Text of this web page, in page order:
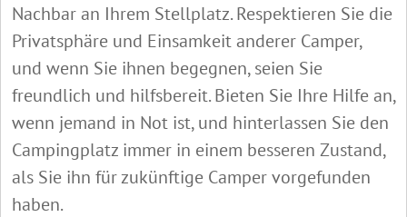
Nachbar an Ihrem Stellplatz. Respektieren Sie die
Privatsphäre und Einsamkeit anderer Camper,
und wenn Sie ihnen begegnen, seien Sie
freundlich und hilfsbereit. Bieten Sie Ihre Hilfe an,
wenn jemand in Not ist, und hinterlassen Sie den
Campingplatz immer in einem besseren Zustand,
als Sie ihn für zukünftige Camper vorgefunden
haben.